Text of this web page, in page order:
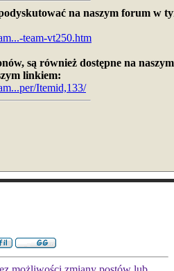
na naszym forum w
team-vt250.htm
są również dostępne na
linkiem:
Itemid,133/